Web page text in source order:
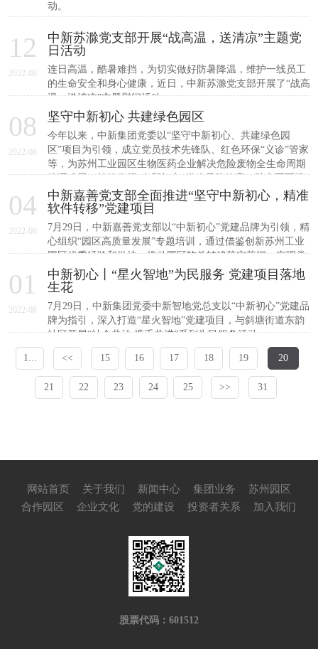
动。
12
2022-08
中新苏滁党支部开展“战高温，送清凉”主题党
日活动
连日高温，酷暑难挡，为切实做好防暑降温，维护一线员工
的生命安全和身心健康，近日，中新苏滁党支部开展了“战高
温，送清凉”主题慰问活动。
08
2022-08
坚守中新初心 共建绿色园区
今年以来，中新集团党委以“坚守中新初心、共建绿色园
区”项目为引领，成立党员技术先锋队、红色环保“义诊”管家
等，为苏州工业园区生物医药企业解决危险废物全生命周期
管理难题，持续发挥“中新初心”党建品牌效应，助力园区绿
色发展。
04
2022-08
中新嘉善党支部全面推进“坚守中新初心，精准
软件转移”党建项目
​7月29日，中新嘉善党支部以“中新初心”党建品牌为引领，精
心组织“园区高质量发展”专题培训，通过借鉴创新苏州工业
园区优秀经验和做法，推动园区软件转移落实落细，实现党
建工作与业务发展同频共振、互促共赢，全面推进“坚守中新
初心，精准软件转移”党建项目。
01
2022-08
中新初心丨“星火智地”为民服务 党建项目落地
生花
​7月29日，中新集团党委中新智地党总支以“中新初心”党建品
牌为指引，深入打造“星火智地”党建项目，与斜塘街道东韵
社区开展“社企共治 携手共进”系列为民服务活动。
1... << 15 16 17 18 19 20
21 22 23 24 25 >> 31
网站首页 关于我们 新闻中心 集团业务
苏州园区
合作园区
企业文化 党的建设 投资者关系 加入我们
股票代码：601512